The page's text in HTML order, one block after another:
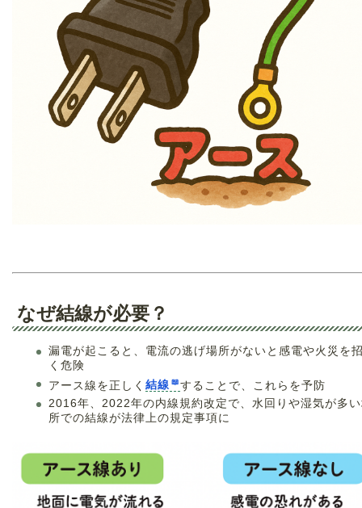
なぜ結線が必要？
漏電が起こると、電流の逃げ場所がないと感電や火災を
く危険
アース線を正しく 結線
することで、これらを予防
2016年、2022年の内線規約改定で、水回りや湿気が多
所での結線が法律上の規定事項に